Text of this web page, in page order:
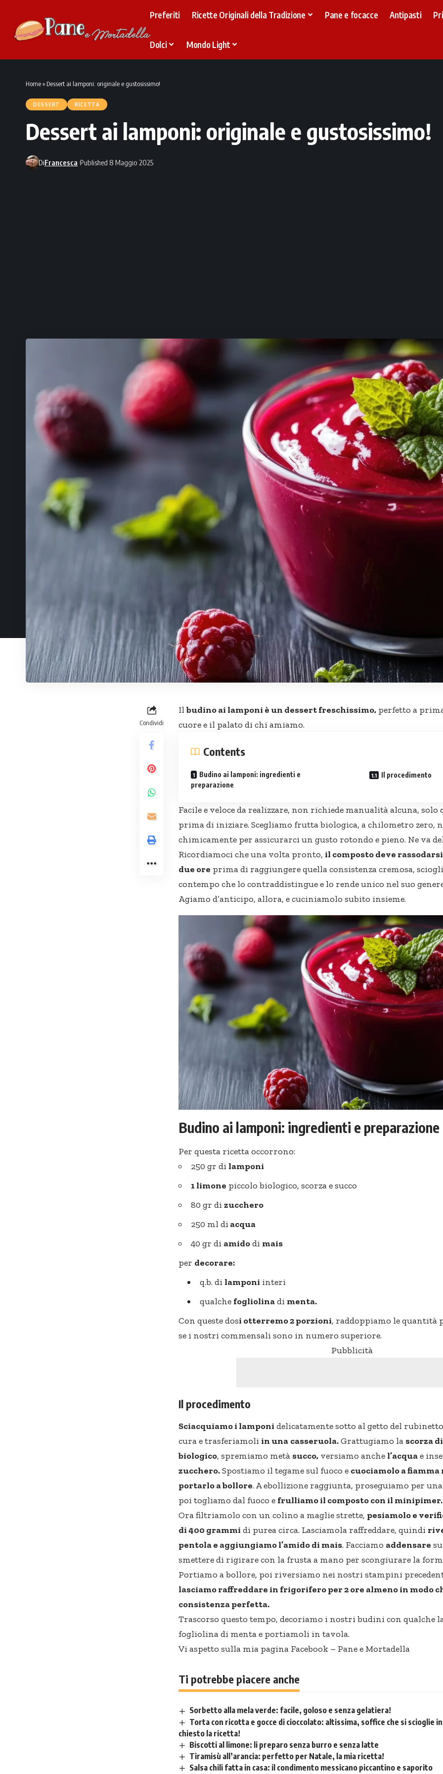
Preferiti Ricette Originali della Tradizione Pane e focacce Antipasti
Dolci Mondo Light
Home» Dessert ai lamponi: originale e gustosissimo!
DESSERT RICETTA
Dessert ai lamponi: originale e gustosissimo!
DiFrancesca Published 8 Maggio 2025
Condividi
Il budino ai lamponi è un dessert freschissimo, perfetto a
cuore e il palato di chi amiamo.
Contents
Budino ai lamponi: ingredienti e
preparazione
Il procedimento
Facile e veloce da realizzare, non richiede manualità alcuna, solo
prima di iniziare. Scegliamo frutta biologica, a chilometro zero,
chimicamente per assicurarci un gusto rotondo e pieno. Ne va
Ricordiamoci che una volta pronto, il composto deve
due ore prima di raggiungere quella consistenza cremosa,
contempo che lo contraddistingue e lo rende unico nel suo
Agiamo d’anticipo, allora, e cuciniamolo subito insieme.
Budino ai lamponi: ingredienti e preparazione
Per questa ricetta occorrono:
250 gr di lamponi
1 limone piccolo biologico, scorza e succo
80 gr di zucchero
250 ml di acqua
40 gr di amidodi mais
per decorare:
q.b. di lamponi interi
qualche fogliolinadi menta.
Con queste dosi otterremo 2 porzioni, raddoppiamo le quantità
se i nostri commensali sono in numero superiore.
Pubblicità
Il procedimento
Sciacquiamo i lamponi delicatamente sotto al getto del
cura e trasferiamoli in una casseruola.Grattugiamo la scorza
biologico, spremiamo metà succo, versiamo anche l’acquae
zucchero.Spostiamo il tegame sul fuoco e cuociamolo a fiamma
portarlo a bollore. A ebollizione raggiunta, proseguiamo per
poi togliamo dal fuoco e frulliamo il composto con il minipimer.
Ora filtriamolo con un colino a maglie strette, pesiamolo e
di 400 grammi di purea circa. Lasciamola raffreddare, quindi
pentola e aggiungiamo l’amido di mais. Facciamo addensare
smettere di rigirare con la frusta a mano per scongiurare la
Portiamo a bollore, poi riversiamo nei nostri stampini
lasciamo raffreddare in frigorifero per 2 ore almeno in modo
consistenza perfetta.
Trascorso questo tempo, decoriamo i nostri budini con qualche
fogliolina di menta e portiamoli in tavola.
Vi aspetto sulla mia pagina Facebook – Pane e Mortadella
Ti potrebbe piacere anche
Sorbetto alla mela verde: facile, goloso e senza gelatiera!
Torta con ricotta e gocce di cioccolato: altissima, soffice che si scioglie
chiesto la ricetta!
Biscotti al limone: li preparo senza burro e senza latte
Tiramisù all’arancia: perfetto per Natale, la mia ricetta!
Salsa chili fatta in casa: il condimento messicano piccantino e saporito